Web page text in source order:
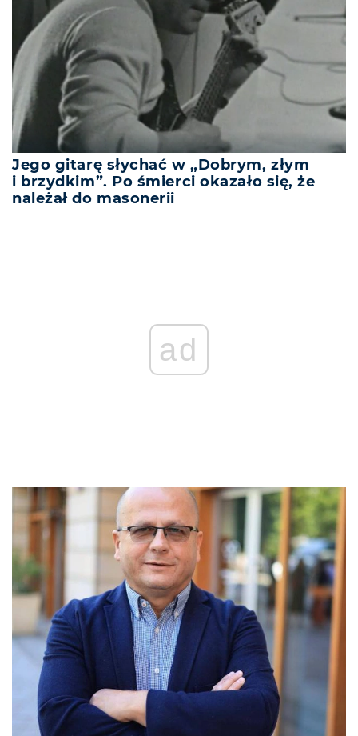
Jego gitarę słychać w „Dobrym, złym
i brzydkim”. Po śmierci okazało się, że
należał do masonerii
ad